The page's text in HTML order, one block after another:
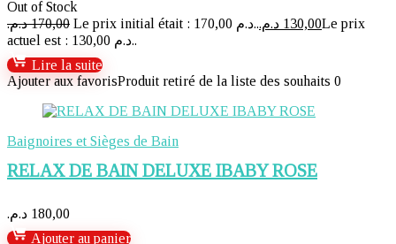
Out of Stock
170,00 د.م. Le prix initial était : 170,00 د.م.. 130,00 د.م.
Le prix
actuel est : 130,00 د.م..
Lire la suite
Ajouter aux favorisProduit retiré de la liste des souhaits 0
Baignoires et Sièges de Bain
RELAX DE BAIN DELUXE IBABY ROSE
180,00 د.م.
Ajouter au panier